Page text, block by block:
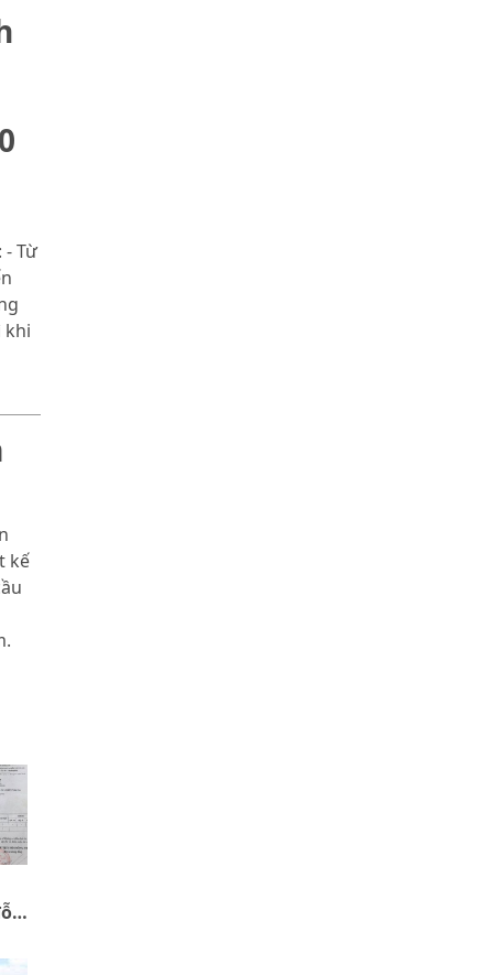
Từ
khi
kế